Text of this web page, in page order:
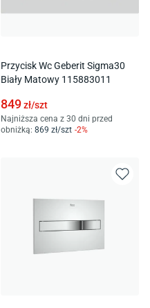
Przycisk Wc Geberit Sigma30
Biały Matowy 115883011
849zł/szt
Najniższa cena z 30 dni przed
obniżką: 869 zł/szt -2%